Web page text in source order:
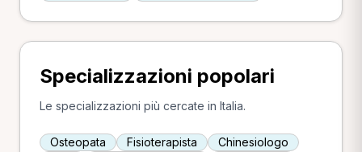
Specializzazioni popolari
Le specializzazioni più cercate in Italia.
Osteopata Fisioterapista
Chinesiologo